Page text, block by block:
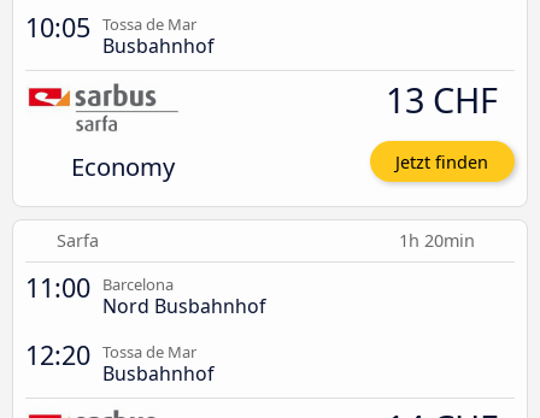
10:05 Tossa de Mar
Busbahnhof
Economy
13 CHF
Jetzt finden
Sarfa 1h 20min
11:00 Barcelona
Nord Busbahnhof
12:20 Tossa de Mar
Busbahnhof